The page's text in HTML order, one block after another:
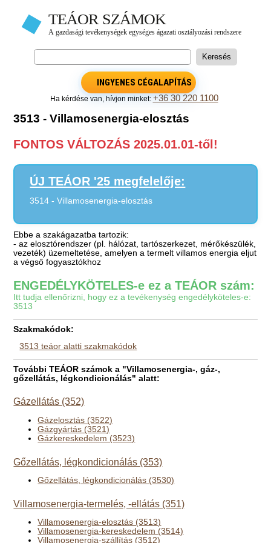
INGYENES CÉGALAPÍTÁS
Ha kérdése van, hívjon minket: +36 30 220 1100
3513 - Villamosenergia-elosztás
FONTOS VÁLTOZÁS 2025.01.01-től!
ÚJ TEÁOR '25 megfelelője:
3514 - Villamosenergia-elosztás
Ebbe a szakágazatba tartozik:
- az elosztórendszer (pl. hálózat, tartószerkezet, mérőkészülék,
vezeték) üzemeltetése, amelyen a termelt villamos energia eljut
a végső fogyasztókhoz
ENGEDÉLYKÖTELES-e ez a TEÁOR szám:
Itt tudja ellenőrizni, hogy ez a tevékenység engedélyköteles-e:
3513
Szakmakódok:
3513 teáor alatti szakmakódok
További TEÁOR számok a "Villamosenergia-, gáz-,
gőzellátás, légkondicionálás" alatt:
Gázellátás (352)
Gázelosztás (3522)
Gázgyártás (3521)
Gázkereskedelem (3523)
Gőzellátás, légkondicionálás (353)
Gőzellátás, légkondicionálás (3530)
Villamosenergia-termelés, -ellátás (351)
Villamosenergia-elosztás (3513)
Villamosenergia-kereskedelem (3514)
Villamosenergia-szállítás (3512)